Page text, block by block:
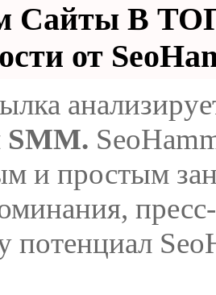
Сайты В
от
и простым
потенциал